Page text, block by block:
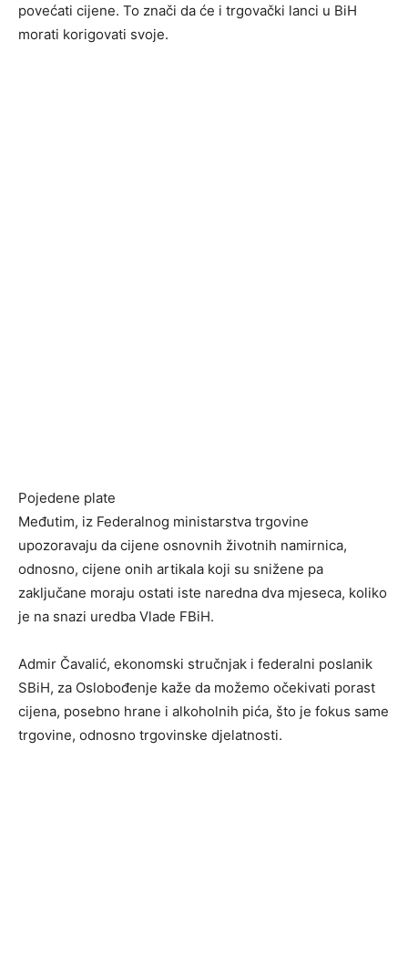
povećati cijene. To znači da će i trgovački lanci u BiH
morati korigovati svoje.
Pojedene plate
Međutim, iz Federalnog ministarstva trgovine
upozoravaju da cijene osnovnih životnih namirnica,
odnosno, cijene onih artikala koji su snižene pa
zaključane moraju ostati iste naredna dva mjeseca, koliko
je na snazi uredba Vlade FBiH.
Admir Čavalić, ekonomski stručnjak i federalni poslanik
SBiH, za Oslobođenje kaže da možemo očekivati porast
cijena, posebno hrane i alkoholnih pića, što je fokus same
trgovine, odnosno trgovinske djelatnosti.